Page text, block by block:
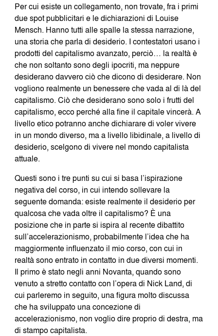
Per cui esiste un collegamento, non trovate, fra i primi
due spot pubblicitari e le dichiarazioni di Louise
Mensch. Hanno tutti alle spalle la stessa narrazione,
una storia che parla di desiderio. I contestatori usano i
prodotti del capitalismo avanzato, perciò… la realtà è
che non soltanto sono degli ipocriti, ma neppure
desiderano davvero ciò che dicono di desiderare. Non
vogliono realmente un benessere che vada al di là del
capitalismo. Ciò che desiderano sono solo i frutti del
capitalismo, ecco perché alla fine il capitale vincerà. A
livello etico potranno anche dichiarare di voler vivere
in un mondo diverso, ma a livello libidinale, a livello di
desiderio, scelgono di vivere nel mondo capitalista
attuale.
Questi sono i tre punti su cui si basa l’ispirazione
negativa del corso, in cui intendo sollevare la
seguente domanda: esiste realmente il desiderio per
qualcosa che vada oltre il capitalismo? È una
posizione che in parte si ispira al recente dibattito
sull’accelerazionismo, probabilmente l’idea che ha
maggiormente influenzato il mio corso, con cui in
realtà sono entrato in contatto in due diversi momenti.
Il primo è stato negli anni Novanta, quando sono
venuto a stretto contatto con l’opera di Nick Land, di
cui parleremo in seguito, una figura molto discussa
che ha sviluppato una concezione di
accelerazionismo, non voglio dire proprio di destra, ma
di stampo capitalista.